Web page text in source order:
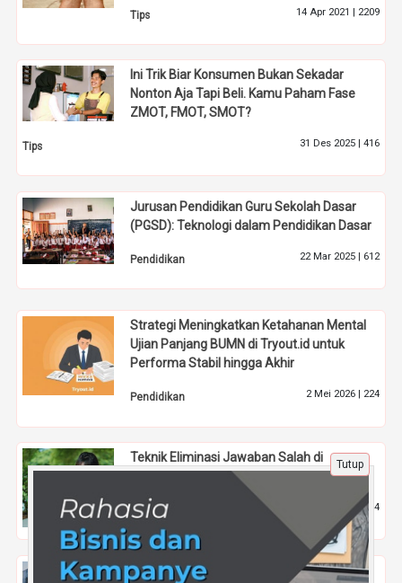
Tips 14 Apr 2021 | 2209
Ini Trik Biar Konsumen Bukan Sekadar
Nonton Aja Tapi Beli. Kamu Paham Fase
ZMOT, FMOT, SMOT?
Tips 31 Des 2025 | 416
Jurusan Pendidikan Guru Sekolah Dasar
(PGSD): Teknologi dalam Pendidikan Dasar
Pendidikan 22 Mar 2025 | 612
Strategi Meningkatkan Ketahanan Mental
Ujian Panjang BUMN di Tryout.id untuk
Performa Stabil hingga Akhir
Pendidikan 2 Mei 2026 | 224
Teknik Eliminasi Jawaban Salah di
Structure Questions
Tips 26 Apr 2025 |484
Inspirasi Karier, Mahasiswa Universitas
Tutup